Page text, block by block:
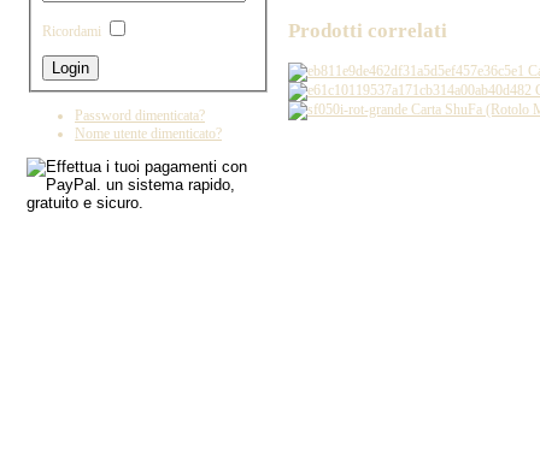
Ricordami
Password dimenticata?
Nome utente dimenticato?
Prodotti correlati
Carta ShuFa (Rotolo